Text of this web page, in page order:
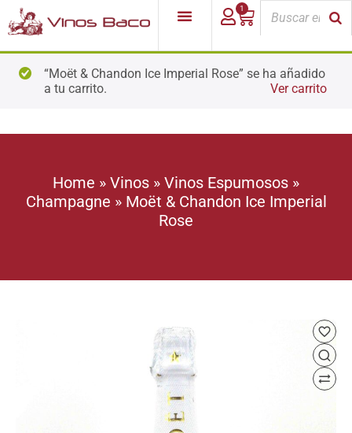
1
“Moët & Chandon Ice Imperial Rose” se ha añadido
a tu carrito.
Ver carrito
Home » Vinos » Vinos Espumosos »
Champagne » Moët & Chandon Ice Imperial
Rose